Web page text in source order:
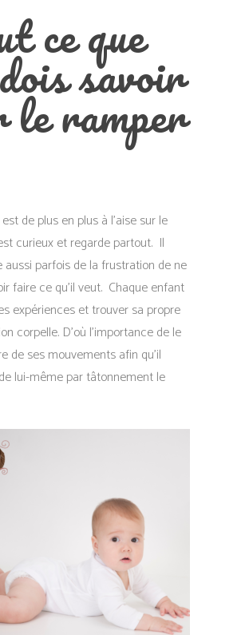
ce que
savoir
le ramper
de plus en plus à l’aise sur le
curieux et regarde partout. Il
aussi parfois de la frustration de ne
faire ce qu’il veut. Chaque enfant
expériences et trouver sa propre
corpelle. D’où l’importance de le
de ses mouvements afin qu’il
lui-même par tâtonnement le